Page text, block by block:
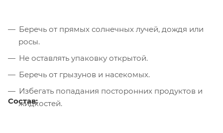
Беречь от прямых солнечных лучей, дождя или
росы.
Не оставлять упаковку открытой.
Беречь от грызунов и насекомых.
Избегать попадания посторонних продуктов и
жидкостей.
Состав: